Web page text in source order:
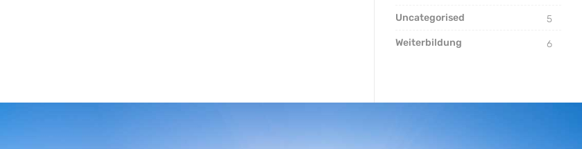
Uncategorised
5
Weiterbildung
6